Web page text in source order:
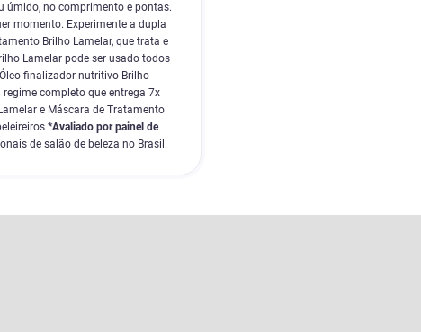
úmido, no comprimento e pontas.
momento. Experimente a dupla
Brilho Lamelar, que trata e
Lamelar pode ser usado todos
finalizador nutritivo Brilho
completo que entrega 7x
e Máscara de Tratamento
*Avaliado por painel de
de salão de beleza no Brasil.